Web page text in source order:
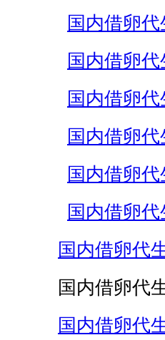
国内借卵
国内借卵
国内借卵
国内借卵
国内借卵
国内借卵
国内借卵代
国内借卵代
国内借卵代